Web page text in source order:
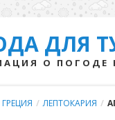
ДЛЯ
О ПОГОДЕ
ГРЕЦИЯ / ЛЕПТОКАРИЯ /